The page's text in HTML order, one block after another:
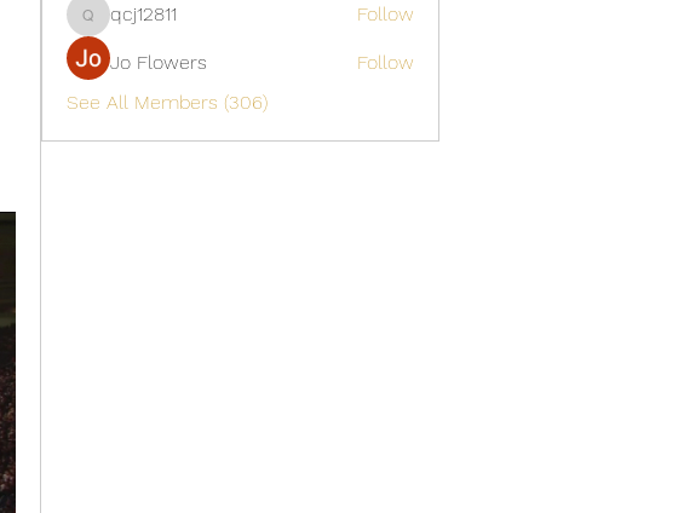
qcj12811
qcj12811 Follow
Jo Flowers
Follow
See All Members (306)